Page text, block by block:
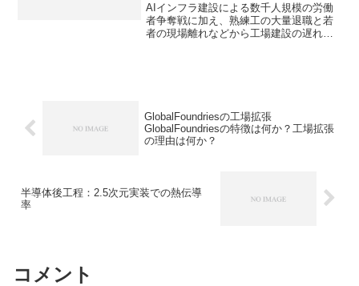
AIインフラ建設による数千人規模の労働
者争奪戦に加え、熟練工の大量退職と若
者の現場離れなどから工場建設の遅れが
GlobalFoundriesの工場拡張
GlobalFoundriesの特徴は何か？工場拡張
の理由は何か？
半導体後工程：2.5次元実装での熱伝導
率
コメント